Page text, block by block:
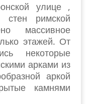
улице ,
римской
массивное
этажей. От
некоторые
арками из
аркой
камнями